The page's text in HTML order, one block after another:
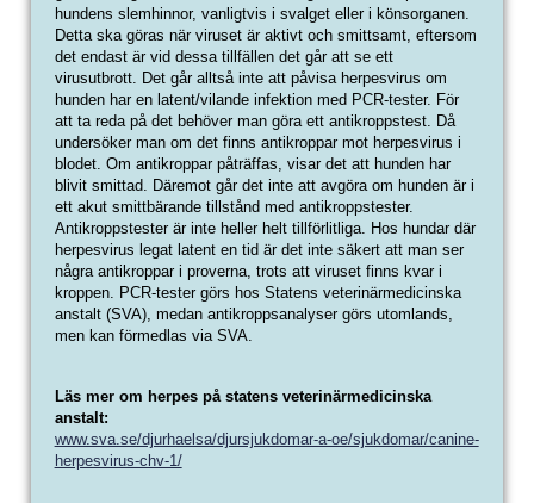
hundens slemhinnor, vanligtvis i svalget eller i könsorganen.
Detta ska göras när viruset är aktivt och smittsamt, eftersom
det endast är vid dessa tillfällen det går att se ett
virusutbrott. Det går alltså inte att påvisa herpesvirus om
hunden har en latent/vilande infektion med PCR-tester. För
att ta reda på det behöver man göra ett antikroppstest. Då
undersöker man om det finns antikroppar mot herpesvirus i
blodet. Om antikroppar påträffas, visar det att hunden har
blivit smittad. Däremot går det inte att avgöra om hunden är i
ett akut smittbärande tillstånd med antikroppstester.
Antikroppstester är inte heller helt tillförlitliga. Hos hundar där
herpesvirus legat latent en tid är det inte säkert att man ser
några antikroppar i proverna, trots att viruset finns kvar i
kroppen. PCR-tester görs hos Statens veterinärmedicinska
anstalt (SVA), medan antikroppsanalyser görs utomlands,
men kan förmedlas via SVA.
Läs mer om herpes på statens veterinärmedicinska
anstalt:
www.sva.se/djurhaelsa/djursjukdomar-a-oe/sjukdomar/canine-
herpesvirus-chv-1/